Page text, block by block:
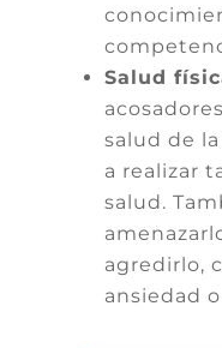
Salud
salud de
a realizar
salud.
agredirlo,
ansiedad